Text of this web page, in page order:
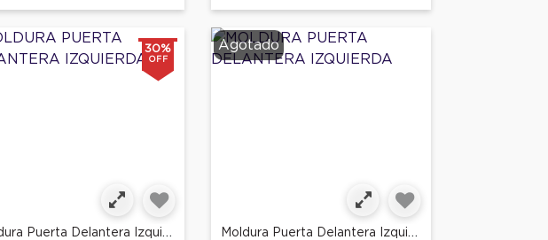
30%
OFF
Moldura Puerta Delantera Izquierda
Agotado
Moldura Puerta Delantera Izquierda